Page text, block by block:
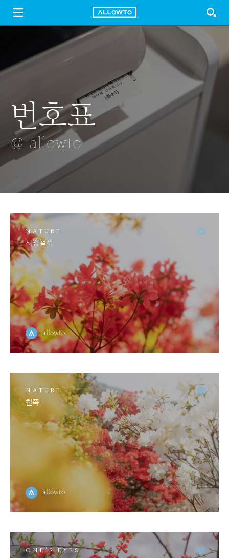
FREE DOWNLOAD SIGN UP
번호표
@ allowto
양송이버섯
@ allowto
단추를 풀다 <
셋 >
@ allowto
MYEONG
DONG
@ allowto
조명
@ allowto
NATURE
서양철쭉
allowto
NATURE
철쭉
allowto
ONE'S EYES